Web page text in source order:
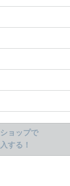
ョップで
する！